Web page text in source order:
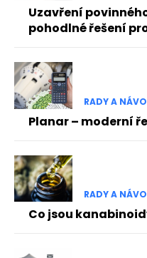
Uzavření
pohodlné řešení
RADY A
Planar – moderní
RADY A
Co jsou